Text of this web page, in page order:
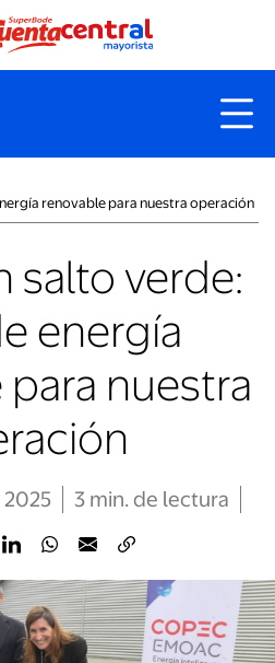
renovable para nuestra operación
salto verde:
energía
nuestra
3 min. de lectura